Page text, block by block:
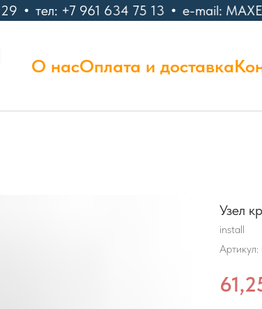
тел: +7 961 634 75 13 e-mail:
О насОплата и доставка
Узел
install
Артикул: